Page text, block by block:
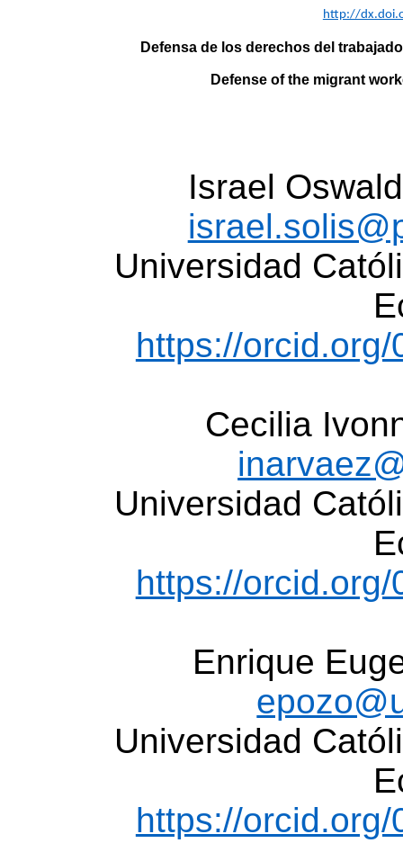
http://
Defensa de los derechos del
Defense of the migrant
Israel
Universidad
https://
Cecilia
Universidad
https://
Enrique
Universidad
https://